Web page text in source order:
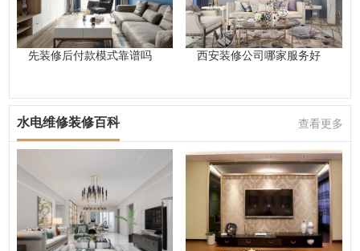
先装修后付款模式靠谱吗 西安装修公司哪家服务好
水电维修装修百科 查看更多